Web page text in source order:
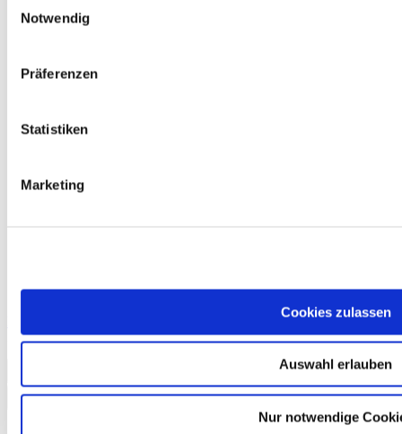
Notwendig
Präferenzen
Statistiken
Marketing
Cookies zulassen
Auswahl erlauben
Nur notwendige
18,50 €